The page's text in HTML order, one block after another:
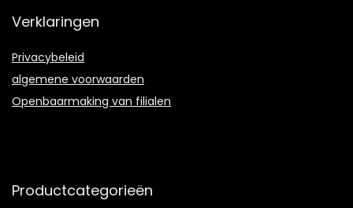
Verklaringen
Privacybeleid
algemene voorwaarden
Openbaarmaking van filialen
Productcategorieën